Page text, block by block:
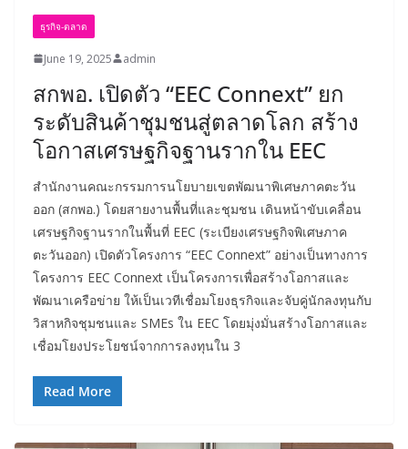
ธุรกิจ-ตลาด
June 19, 2025 admin
สกพอ. เปิดตัว “EEC Connext” ยก
ระดับสินค้าชุมชนสู่ตลาดโลก สร้าง
โอกาสเศรษฐกิจฐานรากใน EEC
สำนักงานคณะกรรมการนโยบายเขตพัฒนาพิเศษภาคตะวัน
ออก (สกพอ.) โดยสายงานพื้นที่และชุมชน เดินหน้าขับเคลื่อน
เศรษฐกิจฐานรากในพื้นที่ EEC (ระเบียงเศรษฐกิจพิเศษภาค
ตะวันออก) เปิดตัวโครงการ “EEC Connext” อย่างเป็นทางการ
โครงการ EEC Connext เป็นโครงการเพื่อสร้างโอกาสและ
พัฒนาเครือข่าย ให้เป็นเวทีเชื่อมโยงธุรกิจและจับคู่นักลงทุนกับ
วิสาหกิจชุมชนและ SMEs ใน EEC โดยมุ่งมั่นสร้างโอกาสและ
เชื่อมโยงประโยชน์จากการลงทุนใน 3
Read More